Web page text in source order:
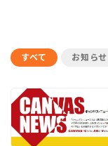
すべて お知らせ